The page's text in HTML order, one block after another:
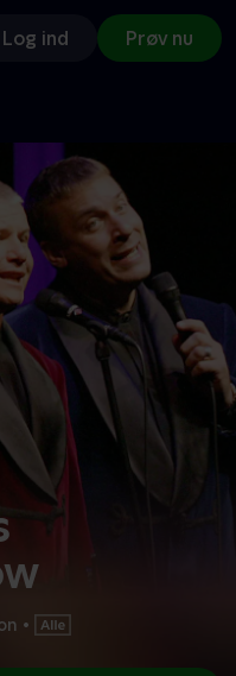
Log ind Prøv nu
•